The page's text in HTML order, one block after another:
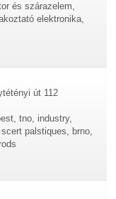
és szárazelem,
elektronika,
út 112
tno, industry,
palstiques, brno,